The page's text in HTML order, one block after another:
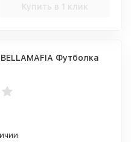
Купить в 1 клик
Футболка